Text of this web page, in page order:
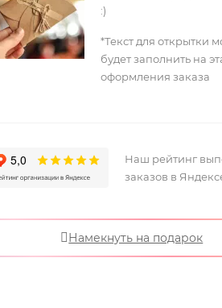
:)
*Текст для открытки
будет заполнить на
оформления заказа
Наш рейтинг
заказов в
Намекнуть на подарок